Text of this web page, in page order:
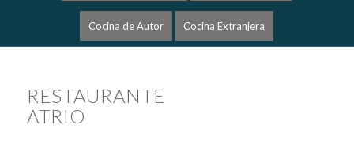
Cocina de Autor Cocina Extranjera
RESTAURANTE
ATRIO